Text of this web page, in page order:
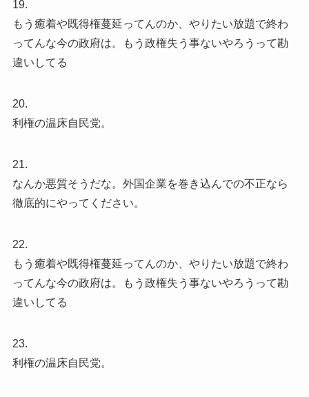
19.
もう癒着や既得権蔓延ってんのか、やりたい放題で終わ
ってんな今の政府は。もう政権失う事ないやろうって勘
違いしてる
20.
利権の温床自民党。
21.
なんか悪質そうだな。外国企業を巻き込んでの不正なら
徹底的にやってください。
22.
もう癒着や既得権蔓延ってんのか、やりたい放題で終わ
ってんな今の政府は。もう政権失う事ないやろうって勘
違いしてる
23.
利権の温床自民党。